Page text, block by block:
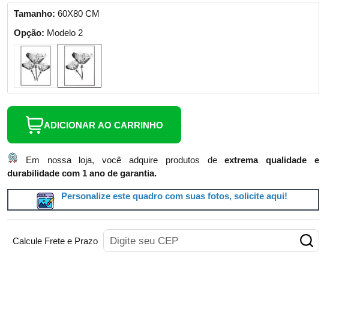
Tamanho:60X80 CM
Opção: Modelo 2
ADICIONAR AO CARRINHO
Em nossa loja, você adquire produtos deextrema qualidade e
durabilidade com 1 ano de garantia.
Personalize este quadro com suas fotos, solicite aqui!
Calcule Frete e Prazo